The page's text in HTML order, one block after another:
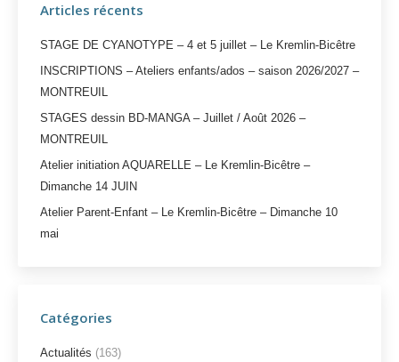
Articles récents
STAGE DE CYANOTYPE – 4 et 5 juillet – Le Kremlin-Bicêtre
INSCRIPTIONS – Ateliers enfants/ados – saison 2026/2027 –
MONTREUIL
STAGES dessin BD-MANGA – Juillet / Août 2026 –
MONTREUIL
Atelier initiation AQUARELLE – Le Kremlin-Bicêtre –
Dimanche 14 JUIN
Atelier Parent-Enfant – Le Kremlin-Bicêtre – Dimanche 10
mai
Catégories
Actualités (163)